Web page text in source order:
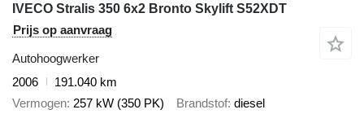
IVECO Stralis 350 6x2 Bronto Skylift S52XDT
Prijs op aanvraag
Autohoogwerker
2006
191.040 km
Vermogen 257 kW (350 PK) Brandstof diesel